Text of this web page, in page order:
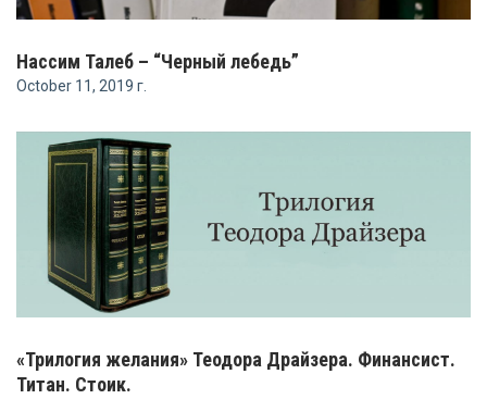
Нассим Талеб – “Черный лебедь”
October 11, 2019 г.
«Трилогия желания» Теодора Драйзера. Финансист.
Титан. Стоик.